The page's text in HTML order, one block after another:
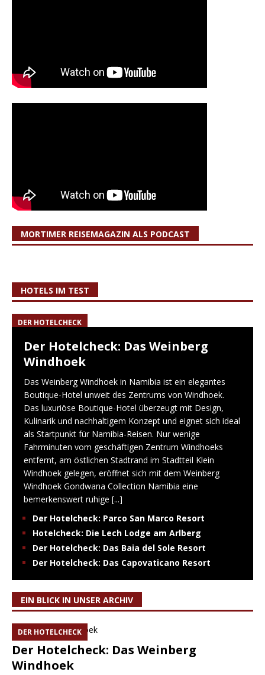
MORTIMER REISEMAGAZIN ALS PODCAST
HOTELS IM TEST
DER HOTELCHECK
Der Hotelcheck: Das Weinberg
Windhoek
Das Weinberg Windhoek in Namibia ist ein elegantes
Boutique-Hotel unweit des Zentrums von Windhoek.
Das luxuriöse Boutique-Hotel überzeugt mit Design,
Kulinarik und nachhaltigem Konzept und eignet sich ideal
als Startpunkt für Namibia-Reisen. Nur wenige
Fahrminuten vom geschäftigen Zentrum Windhoeks
entfernt, am östlichen Stadtrand im Stadtteil Klein
Windhoek gelegen, eröffnet sich mit dem Weinberg
Windhoek Gondwana Collection Namibia eine
bemerkenswert ruhige [...]
Der Hotelcheck: Parco San Marco Resort
Hotelcheck: Die Lech Lodge am Arlberg
Der Hotelcheck: Das Baia del Sole Resort
Der Hotelcheck: Das Capovaticano Resort
EIN BLICK IN UNSER ARCHIV
DER HOTELCHECK
Der Hotelcheck: Das Weinberg
Windhoek